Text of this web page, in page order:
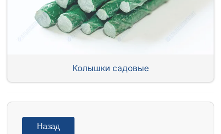
Колышки садовые
Назад